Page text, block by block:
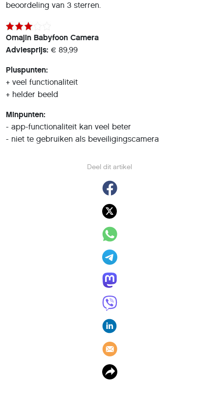
Deel dit artikel
beoordeling van 3 sterren.
Omajin Babyfoon Camera
Adviesprijs: € 89,99
Pluspunten:
+ veel functionaliteit
+ helder beeld
Minpunten:
- app-functionaliteit kan veel beter
- niet te gebruiken als beveiligingscamera